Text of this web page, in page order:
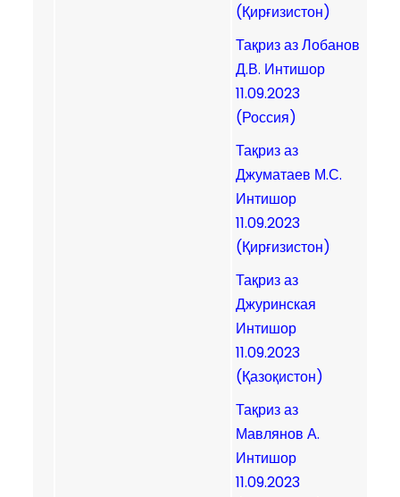
(Қирғизистон)
Тақриз аз Лобанов
Д.В. Интишор
11.09.2023
(Россия)
Тақриз аз
Джуматаев М.С.
Интишор
11.09.2023
(Қирғизистон)
Тақриз аз
Джуринская
Интишор
11.09.2023
(Қазоқистон)
Тақриз аз
Мавлянов А.
Интишор
11.09.2023